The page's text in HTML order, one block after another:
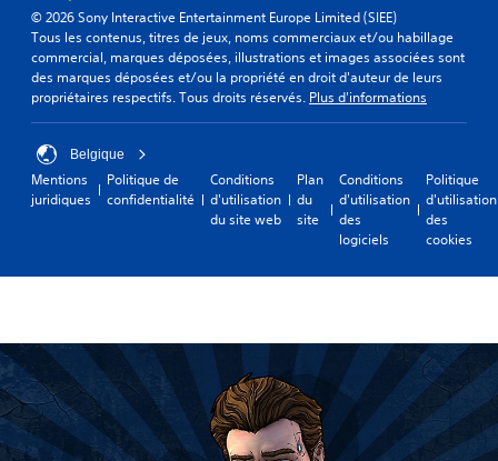
© 2026 Sony Interactive Entertainment Europe Limited (SIEE)
Tous les contenus, titres de jeux, noms commerciaux et/ou habillage
commercial, marques déposées, illustrations et images associées sont
des marques déposées et/ou la propriété en droit d'auteur de leurs
propriétaires respectifs. Tous droits réservés. Plus d'informations
Belgique
Mentions
juridiques
Politique de
confidentialité
Conditions
d'utilisation
du site web
Plan
du
site
Conditions
d'utilisation
des
logiciels
Politique
d'utilisation
des
cookies